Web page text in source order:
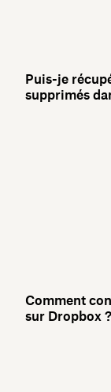
Puis-je
supprimés
Comment
sur Dropbox ?